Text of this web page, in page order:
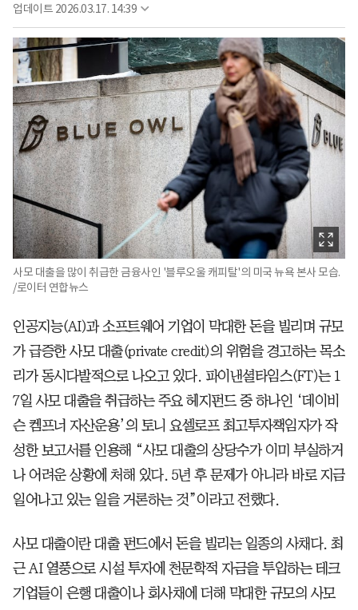
업데이트 2026.03.17. 14:39
사모 대출을 많이 취급한 금융사인 '블루오울 캐피탈'의 미국 뉴욕 본사 모습.
/로이터 연합뉴스
인공지능(AI)과 소프트웨어 기업이 막대한 돈을 빌리며 규모
가 급증한 사모 대출(private credit)의 위험을 경고하는 목소
리가 동시다발적으로 나오고 있다. 파이낸셜타임스(FT)는 1
7일 사모 대출을 취급하는 주요 헤지펀드 중 하나인 ‘데이비
슨 켐프너 자산운용’의 토니 요셀로프 최고투자책임자가 작
성한 보고서를 인용해 “사모 대출의 상당수가 이미 부실하거
나 어려운 상황에 처해 있다. 5년 후 문제가 아니라 바로 지금
일어나고 있는 일을 거론하는 것”이라고 전했다.
사모 대출이란 대출 펀드에서 돈을 빌리는 일종의 사채다. 최
근 AI 열풍으로 시설 투자에 천문학적 자금을 투입하는 테크
기업들이 은행 대출이나 회사채에 더해 막대한 규모의 사모